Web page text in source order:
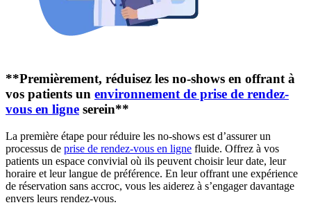
**Premièrement, réduisez les no-shows en offrant à
vos patients un environnement de prise de rendez-
vous en ligne serein**
La première étape pour réduire les no-shows est d’assurer un
processus de prise de rendez-vous en ligne fluide. Offrez à vos
patients un espace convivial où ils peuvent choisir leur date, leur
horaire et leur langue de préférence. En leur offrant une expérience
de réservation sans accroc, vous les aiderez à s’engager davantage
envers leurs rendez-vous.